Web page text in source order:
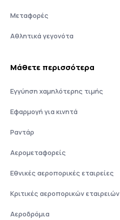
Μεταφορές
Αθλητικά γεγονότα
Μάθετε περισσότερα
Εγγύηση χαμηλότερης τιμής
Εφαρμογή για κινητά
Ραντάρ
Αερομεταφορείς
Εθνικές αεροπορικές εταιρείες
Κριτικές αεροπορικών εταιρειών
Αεροδρόμια